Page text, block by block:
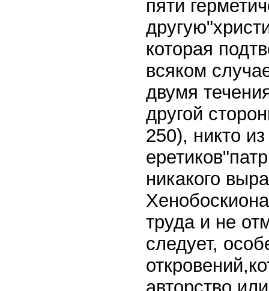
пяти
которая
всяком
двумя
другой
250), никто
никакого
труда и не
следует,